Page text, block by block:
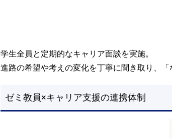
学生全員と定期的なキャリア面談を実施。
進路の希望や考えの変化を丁寧に聞き取り、
ゼミ教員×キャリア支援の連携体制